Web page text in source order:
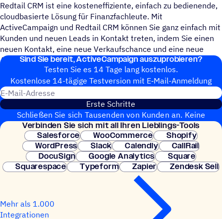
Redtail CRM ist eine kosteneffiziente, einfach zu bedienende,
cloudbasierte Lösung für Finanzfachleute. Mit
ActiveCampaign und Redtail CRM können Sie ganz einfach mit
Kunden und neuen Leads in Kontakt treten, indem Sie einen
neuen Kontakt, eine neue Verkaufschance und eine neue
Aktivität erstellen.
Sind Sie bereit, ActiveCampaign auszuprobieren?
Testen Sie es 14 Tage lang kostenlos.
Kosten­lose 14-tägige Test­ver­sion mit E‑Mail-Anmel­dung
Erste Schritte
Schließen Sie sich Tausenden von Kunden an. Keine
Kreditkarte erforderlich. Sofortige Einrichtung.
Verbin­den Sie sich mit all Ihren Lieblings-Tools
Salesforce
WooCommerce
Shopify
WordPress
Slack Calendly
CallRail
DocuSign
Google Analytics
Square
Squarespace
Typeform Zapier Zendesk Sell
Mehr als 1.000
Integrationen